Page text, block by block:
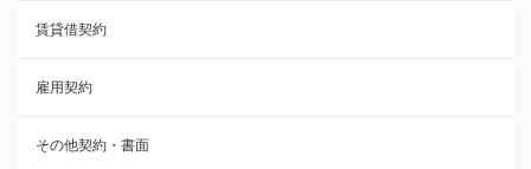
売買契約
株主総会議事録・関連書類
請負契約
賃貸借契約
雇用契約
その他契約・書面